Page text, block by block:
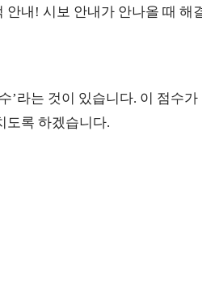
안내! 시보 안내가 안나올 때
’라는 것이 있습니다. 이 점수
도록 하겠습니다.